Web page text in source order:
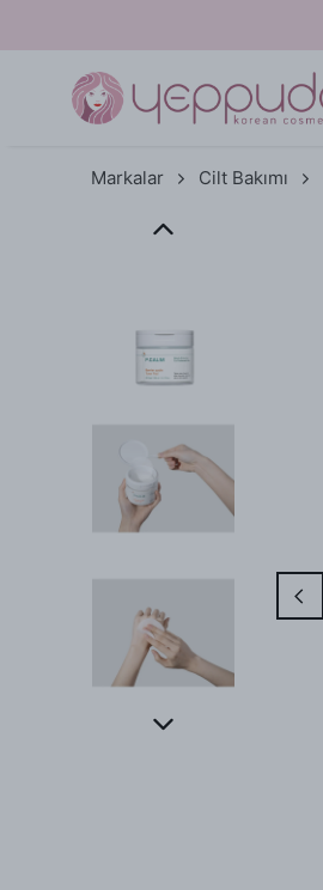
Markalar Cilt Bakımı